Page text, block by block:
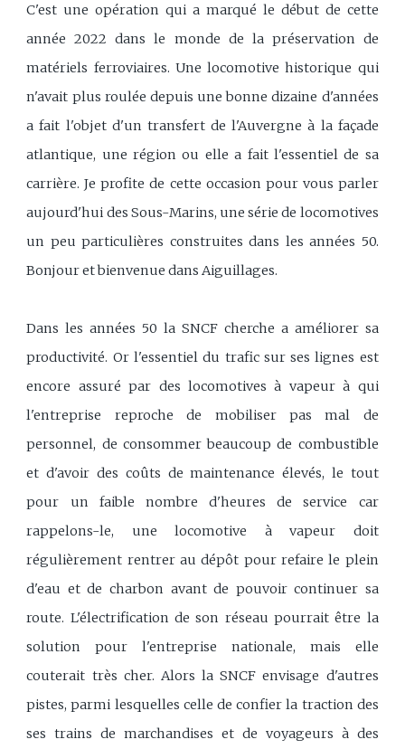
C'est une opération qui a marqué le début de cette
année 2022 dans le monde de la préservation de
matériels ferroviaires. Une locomotive historique qui
n'avait plus roulée depuis une bonne dizaine d'années
a fait l'objet d'un transfert de l'Auvergne à la façade
atlantique, une région ou elle a fait l'essentiel de sa
carrière. Je profite de cette occasion pour vous parler
aujourd'hui des Sous-Marins, une série de locomotives
un peu particulières construites dans les années 50.
Bonjour et bienvenue dans Aiguillages.
Dans les années 50 la SNCF cherche a améliorer sa
productivité. Or l'essentiel du trafic sur ses lignes est
encore assuré par des locomotives à vapeur à qui
l'entreprise reproche de mobiliser pas mal de
personnel, de consommer beaucoup de combustible
et d'avoir des coûts de maintenance élevés, le tout
pour un faible nombre d'heures de service car
rappelons-le, une locomotive à vapeur doit
régulièrement rentrer au dépôt pour refaire le plein
d'eau et de charbon avant de pouvoir continuer sa
route. L'électrification de son réseau pourrait être la
solution pour l'entreprise nationale, mais elle
couterait très cher. Alors la SNCF envisage d'autres
pistes, parmi lesquelles celle de confier la traction des
ses trains de marchandises et de voyageurs à des